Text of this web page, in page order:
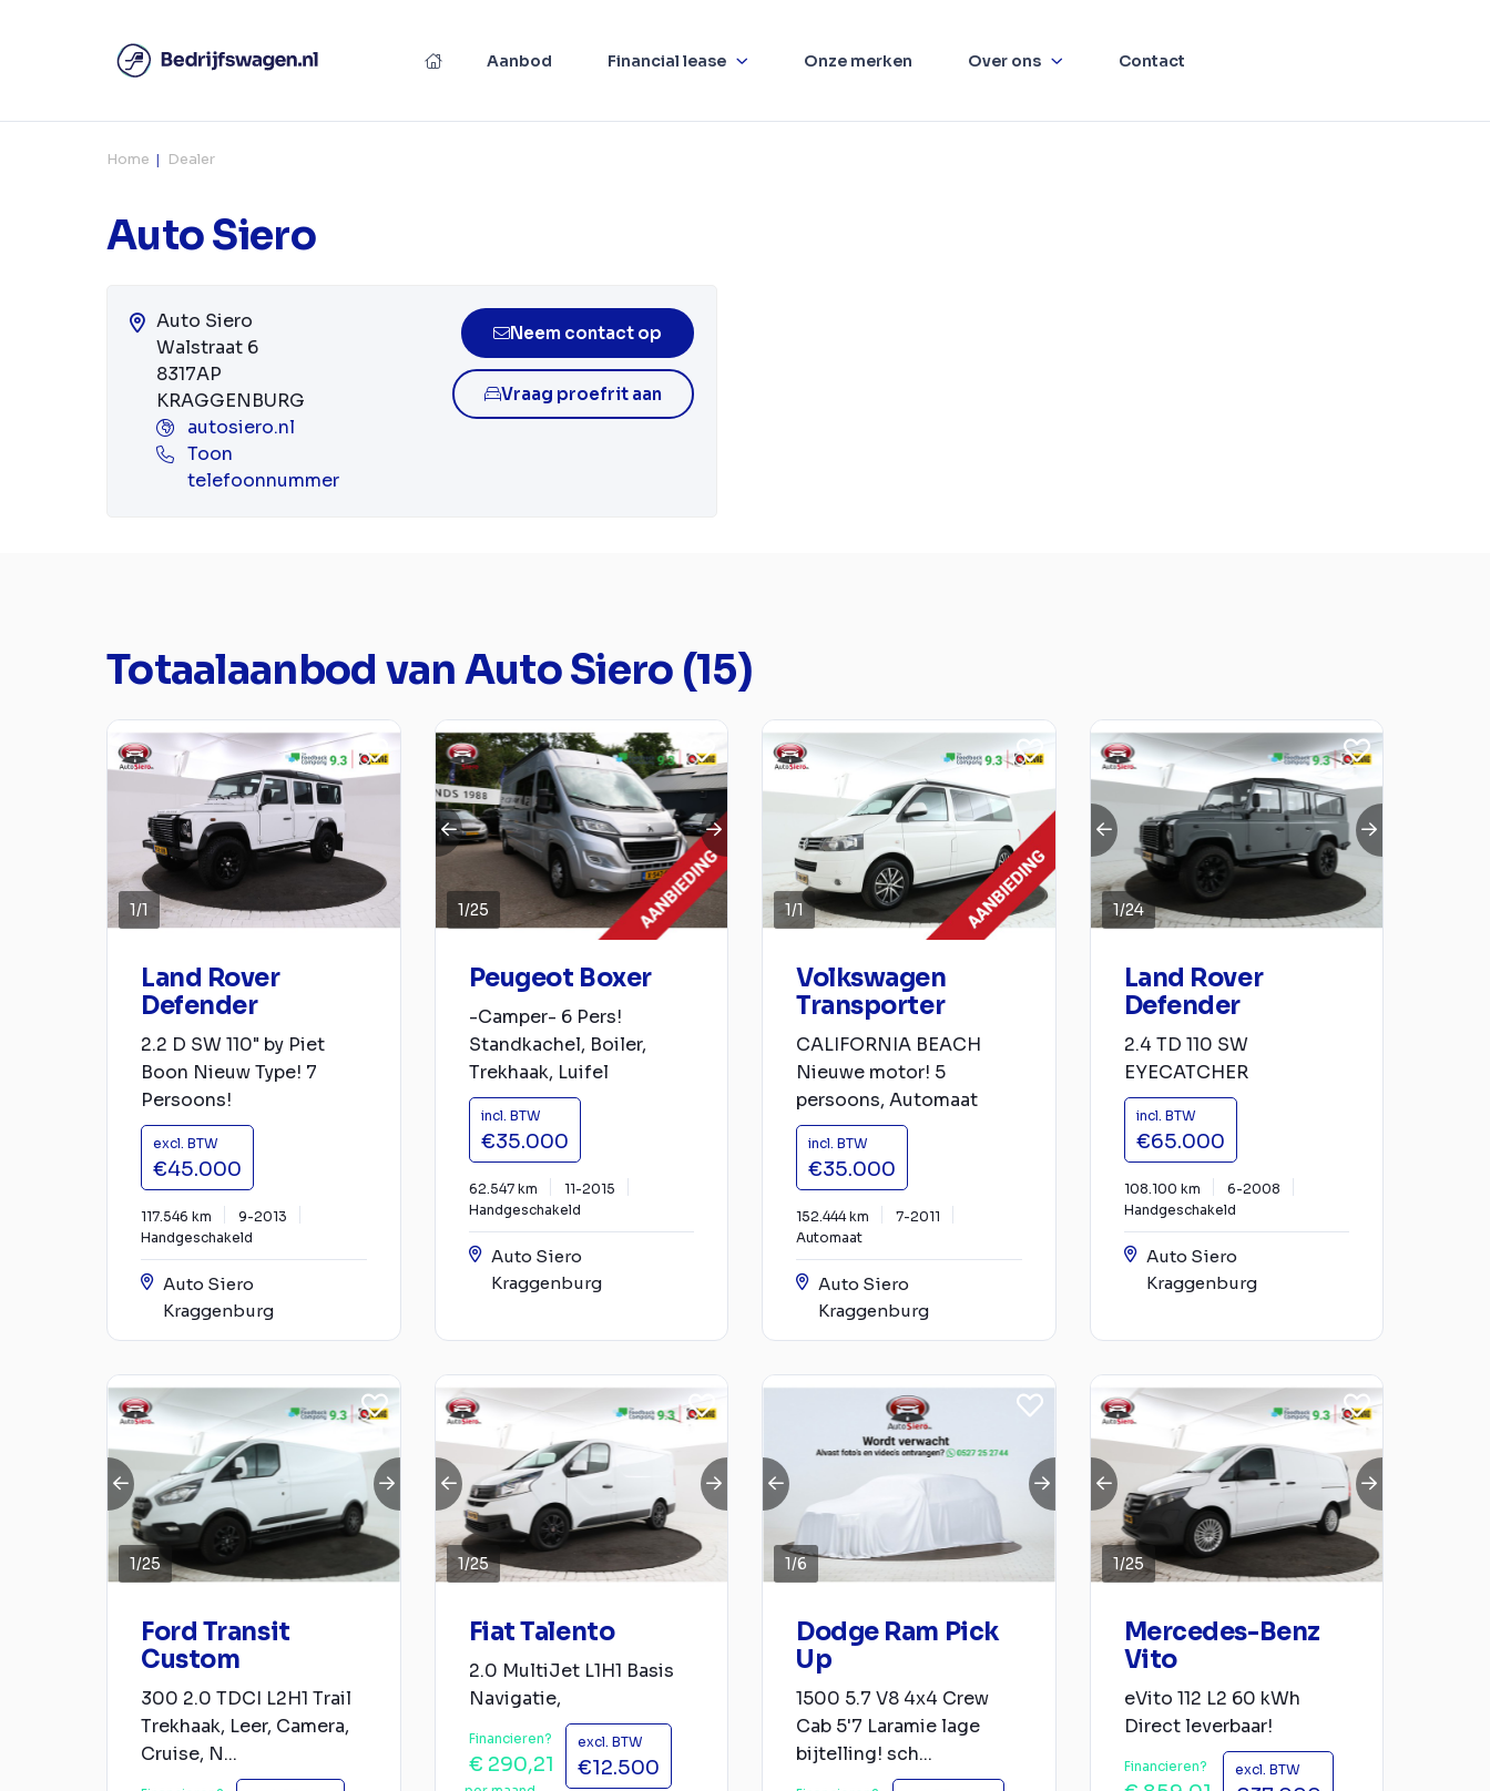
Aanbod Financial lease Onze merken Over ons Contact
Home Dealer
Auto Siero
Auto Siero
Walstraat 6
8317AP
KRAGGENBURG
autosiero.nl
Toon
telefoonnummer
Neem contact op
Vraag proefrit aan
Totaalaanbod van Auto Siero (15)
1/1
Land Rover
Defender
2.2 D SW 110" by Piet
Boon Nieuw Type! 7
Persoons!
excl. BTW
€45.000
117.546 km
9-2013
Handgeschakeld
Auto Siero
Kraggenburg
1/25
Peugeot Boxer
-Camper- 6 Pers!
Standkachel, Boiler,
Trekhaak, Luifel
incl. BTW
€35.000
62.547 km
11-2015
Handgeschakeld
Auto Siero
Kraggenburg
1/1
Volkswagen
Transporter
CALIFORNIA BEACH
Nieuwe motor! 5
persoons, Automaat
incl. BTW
€35.000
152.444 km
7-2011
Automaat
Auto Siero
Kraggenburg
1/24
Land Rover
Defender
2.4 TD 110 SW
EYECATCHER
incl. BTW
€65.000
108.100 km
6-2008
Handgeschakeld
Auto Siero
Kraggenburg
1/25
Ford Transit
Custom
300 2.0 TDCI L2H1 Trail
Trekhaak, Leer, Camera,
Cruise, N...
1/25
Fiat Talento
2.0 MultiJet L1H1 Basis
Navigatie,
Financieren?
€ 290,21
excl. BTW
€12.500
1/6
Dodge Ram Pick
Up
1500 5.7 V8 4x4 Crew
Cab 5'7 Laramie lage
bijtelling! sch...
1/25
Mercedes-Benz
Vito
eVito 112 L2 60 kWh
Direct leverbaar!
Financieren? excl. BTW